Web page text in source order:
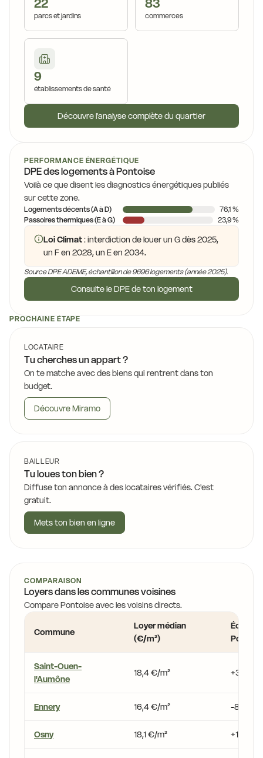
22
parcs et jardins
83
commerces
9
établissements de santé
Découvre l'analyse complète du quartier
PERFORMANCE ÉNERGÉTIQUE
DPE des logements à Pontoise
Voilà ce que disent les diagnostics énergétiques publiés
sur cette zone.
Logements décents (A à D)
76,1 %
Passoires thermiques (E à G)
23,9 %
Loi Climat: interdiction de louer un G dès 2025,
un F en 2028, un E en 2034.
Source DPE ADEME, échantillon de 9696 logements (année 2025).
Consulte le DPE de ton logement
PROCHAINE ÉTAPE
LOCATAIRE
Tu cherches un appart ?
On te matche avec des biens qui rentrent dans ton
budget.
Découvre Miramo
BAILLEUR
Tu loues ton bien ?
Diffuse ton annonce à des locataires vérifiés. C'est
gratuit.
Mets ton bien en ligne
COMPARAISON
Loyers dans les communes voisines
Compare Pontoise avec les voisins directs.
Commune
Loyer médian
(€/m²)
Écart vs
Saint-Ouen-
l'Aumône
18,4 €/m² +3,5 %
Ennery 16,4 €/m² -8,1 %
Osny 18,1 €/m² +1,7 %